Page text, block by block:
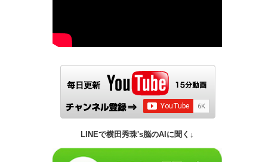
LINEで横田秀珠's脳のAIに聞く↓